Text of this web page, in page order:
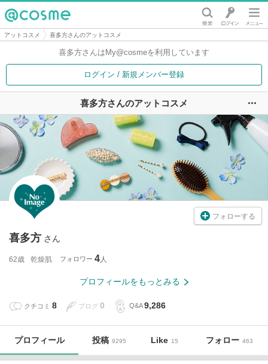
@cosme
アットコスメ 喜多方さんのアットコスメ
喜多方さんは My@cosmeを利用しています
ログイン / 新規メンバー登録
喜多方さんのアットコスメ
フォローする
喜多方 さん
62歳 乾燥肌 フォロワー 4
プロフィールをもっとみる
クチコミ 8 ブログ 0 Q&A 9,286
プロフィール 投稿 9295 Like 15 フォロー 463